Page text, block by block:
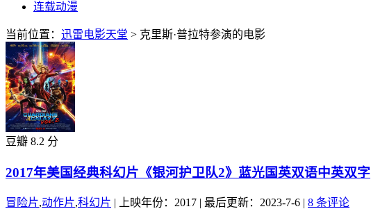
连载动漫
当前位置： 迅雷电影天堂 > 克里斯·普拉特参演的电影
豆瓣 8.2 分
2017年美国经典科幻片《银河护卫队2》蓝光国英双语中英双字
冒险片,动作片,科幻片 | 上映年份：2017 | 最后更新：2023-7-6 | 8 条评论